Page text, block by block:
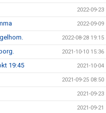
2022-09-23
2022-09-09
2022-08-28 19:15
2021-10-10 15:36
19:45 2021-10-04
2021-09-25 08:50
2021-09-23
2021-09-21